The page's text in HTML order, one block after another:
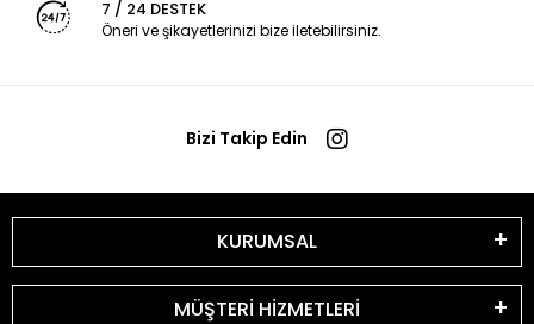
7 / 24 DESTEK
Öneri ve şikayetlerinizi bize iletebilirsiniz.
Bizi Takip Edin
KURUMSAL
MÜŞTERİ HİZMETLERİ